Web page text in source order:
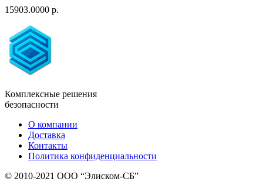
15903.0000 р.
Комплексные решения
безопасности
О компании
Доставка
Контакты
Политика конфиденциальности
© 2010-2021 ООО “Элиском-СБ”